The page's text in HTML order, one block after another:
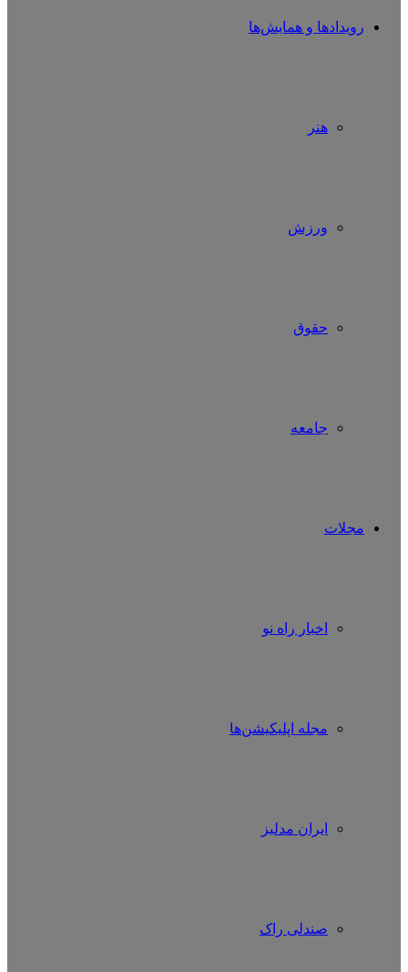
رویدادها و همایش‌ها
هنر
ورزش
حقوق
جامعه
مجلات
اخبار راه نو
مجله اپلیکیشن‌ها
ایران مدلبز
صندلی راک